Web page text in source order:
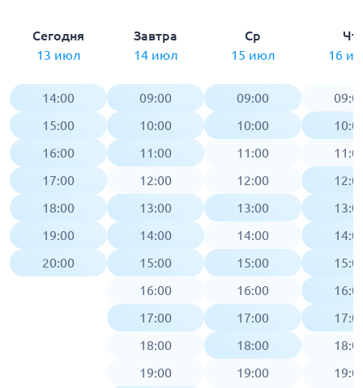
Сегодня
13 июл
14:00
15:00
16:00
17:00
18:00
19:00
20:00
Завтра
14 июл
09:00
10:00
11:00
12:00
13:00
14:00
15:00
16:00
17:00
18:00
19:00
Ср
15 июл
09:00
10:00
11:00
12:00
13:00
14:00
15:00
16:00
17:00
18:00
19:00
Чт
16